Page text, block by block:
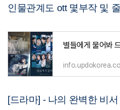
인물관계도 ott 몇부작 및
[드라마] - 나의 완벽한 비